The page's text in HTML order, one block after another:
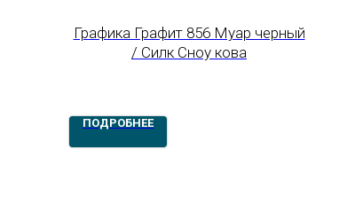
Графика Графит 856 Муар черный
/ Силк Сноу кова
ПОДРОБНЕЕ